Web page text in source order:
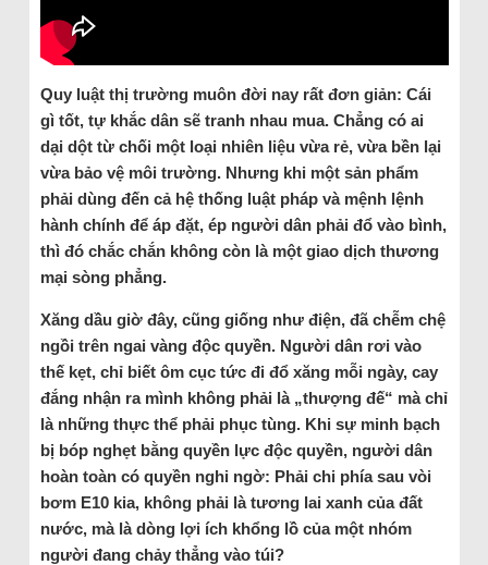
Quy luật thị trường muôn đời nay rất đơn giản: Cái
gì tốt, tự khắc dân sẽ tranh nhau mua. Chẳng có ai
dại dột từ chối một loại nhiên liệu vừa rẻ, vừa bền lại
vừa bảo vệ môi trường. Nhưng khi một sản phẩm
phải dùng đến cả hệ thống luật pháp và mệnh lệnh
hành chính để áp đặt, ép người dân phải đổ vào bình,
thì đó chắc chắn không còn là một giao dịch thương
mại sòng phẳng.
Xăng dầu giờ đây, cũng giống như điện, đã chễm chệ
ngồi trên ngai vàng độc quyền. Người dân rơi vào
thế kẹt, chỉ biết ôm cục tức đi đổ xăng mỗi ngày, cay
đắng nhận ra mình không phải là „thượng đế“ mà chỉ
là những thực thể phải phục tùng. Khi sự minh bạch
bị bóp nghẹt bằng quyền lực độc quyền, người dân
hoàn toàn có quyền nghi ngờ: Phải chi phía sau vòi
bơm E10 kia, không phải là tương lai xanh của đất
nước, mà là dòng lợi ích khổng lồ của một nhóm
người đang chảy thẳng vào túi?